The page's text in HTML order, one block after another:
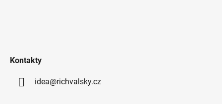
Kontakty
idea@richvalsky.cz